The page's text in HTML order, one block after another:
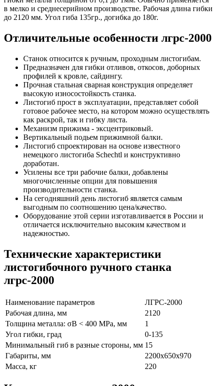
в мелко и среднесерийном производстве. Рабочая длина гибки
до 2120 мм. Угол гиба 135гр., догибка до 180г.
Отличительные особенности лгрс-2000
Станок относится к ручным, проходным листогибам.
Предназначен для гибки отливов, откосов, доборных
профилей к кровле, сайдингу.
Прочная стальная сварная конструкция определяет
высокую износостойкость станка.
Листогиб прост в эксплуатации, представляет собой
готовое рабочее место, на котором можно осуществлять
как раскрой, так и гибку листа.
Механизм прижима - эксцентриковый.
Вертикальный подьем прижимной балки.
Листогиб спроектирован на основе известного
немецкого листогиба Schechtl и конструктивно
доработан.
Усилены все три рабочие балки, добавлены
многочисленные опции для повышения
производительности станка.
На сегодняшний день листогиб является самым
выгодным по соотношению цена/качество.
Оборудование этой серии изготавливается в России и
отличается исключительно высоким качеством и
надежностью.
Технические характеристики
листогибочного ручного станка
лгрс-2000
Наименование параметров
ЛГРС-2000
Рабочая длина, мм
2120
Толщина металла: σВ < 400 MРa, мм
1
Угол гибки, град
0-135
Минимальный гиб в разные стороны, мм 15
Габариты, мм
2200х650х970
Масса, кг
220